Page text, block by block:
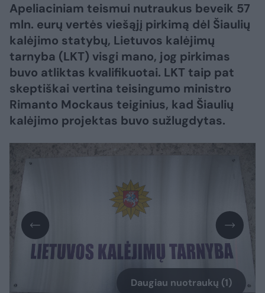
Apeliaciniam teismui nutraukus beveik 57
mln. eurų vertės viešąjį pirkimą dėl Šiaulių
kalėjimo statybų, Lietuvos kalėjimų
tarnyba (LKT) visgi mano, jog pirkimas
buvo atliktas kvalifikuotai. LKT taip pat
skeptiškai vertina teisingumo ministro
Rimanto Mockaus teiginius, kad Šiaulių
kalėjimo projektas buvo sužlugdytas.
Daugiau nuotraukų (1)